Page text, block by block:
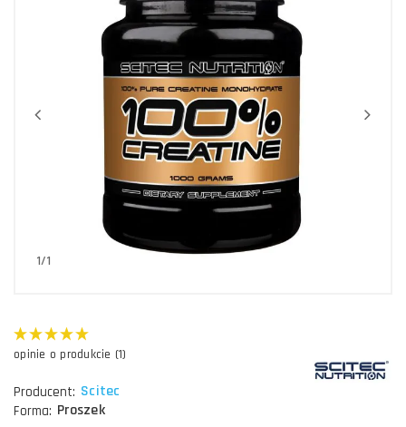
1/1
opinie o produkcie (1)
Producent: Scitec
Forma: Proszek